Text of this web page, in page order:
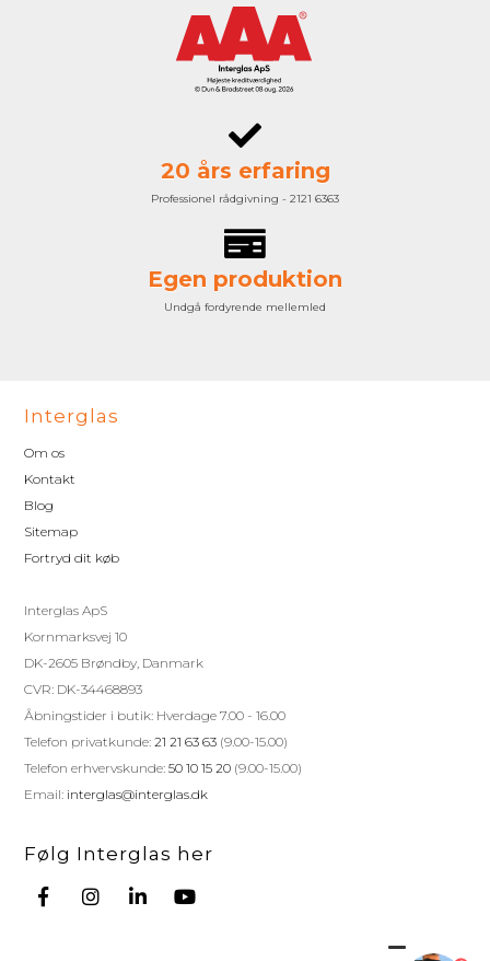
20 års erfaring
Professionel rådgivning - 2121 6363
Egen produktion
Undgå fordyrende mellemled
Interglas
Om os
Kontakt
Blog
Sitemap
Fortryd dit køb
Interglas ApS
Kornmarksvej 10
DK-2605 Brøndby, Danmark
CVR: DK-34468893
Åbningstider i butik: Hverdage 7.00 - 16.00
Telefon privatkunde:21 21 63 63 (9.00-15.00)
Telefon erhvervskunde:50 10 15 20 (9.00-15.00)
Email: interglas@interglas.dk
Følg Interglas her